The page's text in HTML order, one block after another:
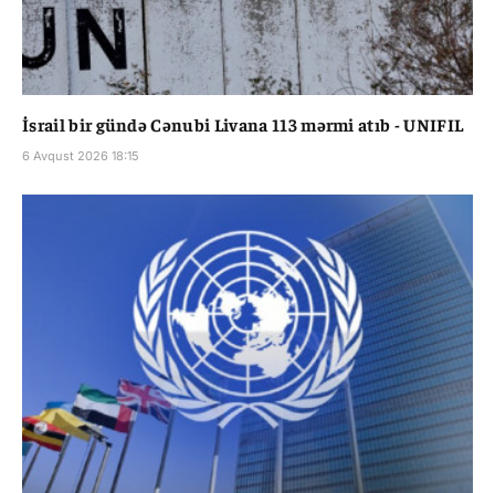
İsrail bir gündə Cənubi Livana 113 mərmi atıb - UNIFIL
6 Avqust 2026 18:15